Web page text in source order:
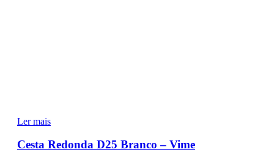
Ler mais
Cesta Redonda D25 Branco – Vime